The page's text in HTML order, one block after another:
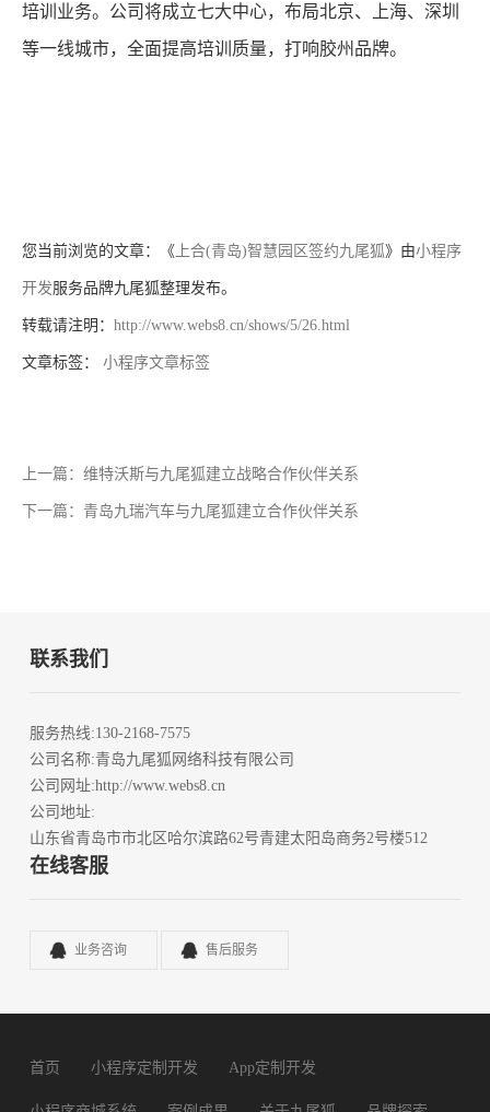
培训业务。公司将成立七大中心，布局北京、上海、深圳
等一线城市，全面提高培训质量，打响胶州品牌。
您当前浏览的文章：《 上合(青岛)智慧园区签约九尾狐》由小程序
开发服务品牌九尾狐整理发布。
转载请注明： http://www.webs8.cn/shows/5/26.html
文章标签： 小程序文章标签
上一篇：维特沃斯与九尾狐建立战略合作伙伴关系
下一篇：青岛九瑞汽车与九尾狐建立合作伙伴关系
联系我们
服务热线:130-2168-7575
公司名称:青岛九尾狐网络科技有限公司
公司网址:http://www.webs8.cn
公司地址:
山东省青岛市市北区哈尔滨路62号青建太阳岛商务2号楼512
在线客服
业务咨询 售后服务
首页 小程序定制开发 App定制开发